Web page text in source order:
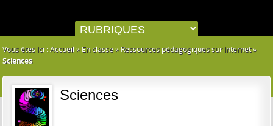
Vous êtes ici :Accueil » En classe » Ressources pédagogiques sur internet»
Sciences
Sciences